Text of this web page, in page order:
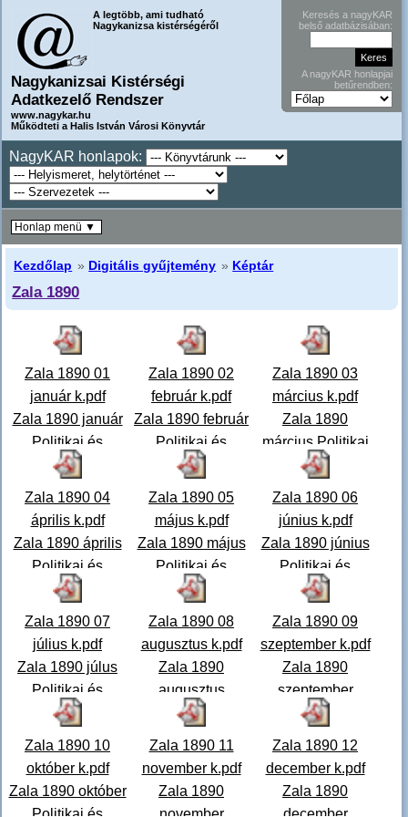
A legtöbb, ami tudható
Nagykanizsa kistérségéről
Nagykanizsai Kistérségi
Adatkezelő Rendszer
www.nagykar.hu
Működteti a Halis István Városi Könyvtár
Keresés a nagyKAR
belső adatbázisában:
A nagyKAR honlapjai
betűrendben:
NagyKAR honlapok:
Kezdőlap » Digitális gyűjtemény » Képtár
Zala 1890
Zala 1890 01
január k.pdf
Zala 1890 január
Politikai és
vegyes tartalmú
Zala 1890 02
február k.pdf
Zala 1890 február
Politikai és
vegyes tartalmú
Zala 1890 03
március k.pdf
Zala 1890
március Politikai
és vegyes
Zala 1890 04
április k.pdf
Zala 1890 április
Politikai és
vegyes tartalmú
Zala 1890 05
május k.pdf
Zala 1890 május
Politikai és
vegyes tartalmú
Zala 1890 06
június k.pdf
Zala 1890 június
Politikai és
vegyes tartalmú
Zala 1890 07
július k.pdf
Zala 1890 júlus
Politikai és
vegyes tartalmú
Zala 1890 08
augusztus k.pdf
Zala 1890
augusztus
Politikai és
Zala 1890 09
szeptember k.pdf
Zala 1890
szeptember
Politikai és
Zala 1890 10
október k.pdf
Zala 1890 október
Politikai és
Zala 1890 11
november k.pdf
Zala 1890
november
Zala 1890 12
december k.pdf
Zala 1890
december
Honlap menü ▼